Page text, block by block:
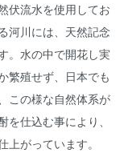
伏流水を使用してお
河川には、天然記念
。水の中で開花し実
繁殖せず、日本でも
この様な自然体系が
仕込む事により、
がっています。